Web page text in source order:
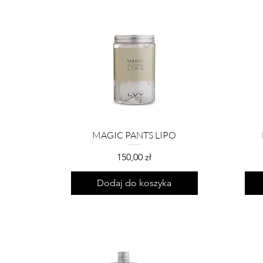
MAGIC PANTS LIPO
Cena
150,00 zł
Dodaj do koszyka